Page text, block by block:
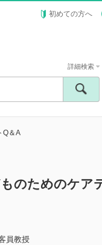
初めての方へ
詳細検索
Q＆A
のためのケア
員教授